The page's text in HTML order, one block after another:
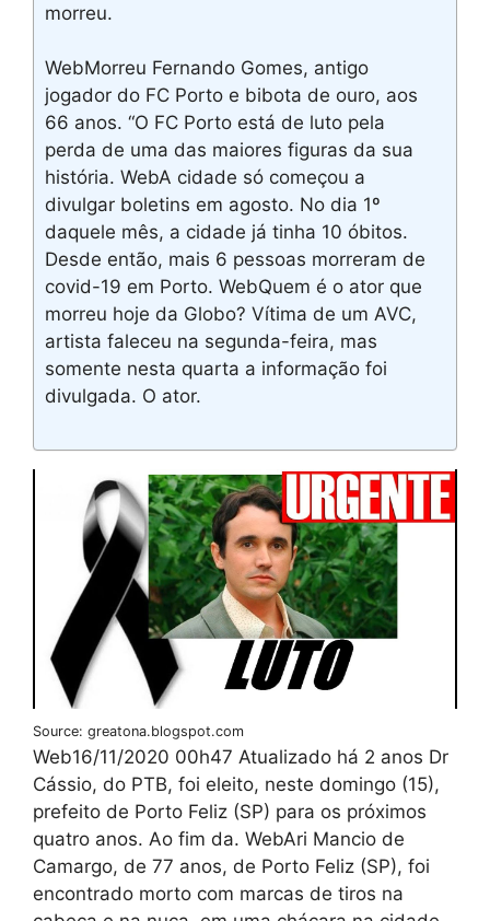
morreu.
WebMorreu Fernando Gomes, antigo
jogador do FC Porto e bibota de ouro, aos
66 anos. “O FC Porto está de luto pela
perda de uma das maiores figuras da sua
história. WebA cidade só começou a
divulgar boletins em agosto. No dia 1º
daquele mês, a cidade já tinha 10 óbitos.
Desde então, mais 6 pessoas morreram de
covid-19 em Porto. WebQuem é o ator que
morreu hoje da Globo? Vítima de um AVC,
artista faleceu na segunda-feira, mas
somente nesta quarta a informação foi
divulgada. O ator.
Source: greatona.blogspot.com
Web16/11/2020 00h47 Atualizado há 2 anos Dr
Cássio, do PTB, foi eleito, neste domingo (15),
prefeito de Porto Feliz (SP) para os próximos
quatro anos. Ao fim da. WebAri Mancio de
Camargo, de 77 anos, de Porto Feliz (SP), foi
encontrado morto com marcas de tiros na